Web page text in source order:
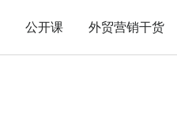
公开课 外贸营销干货